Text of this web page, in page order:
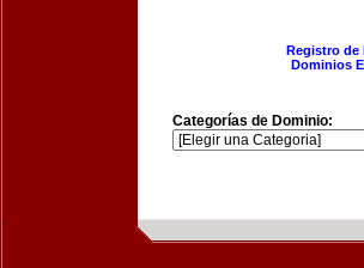
Registro de
Dominios
Categorías de Dominio: